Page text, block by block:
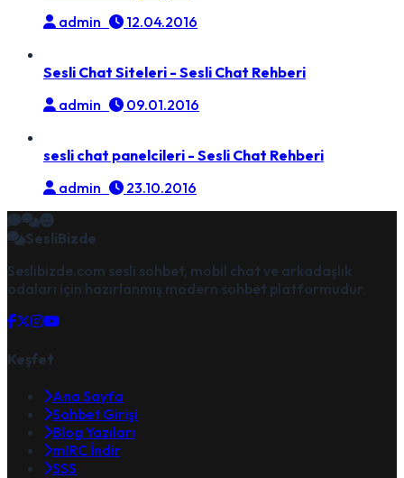
admin
12.04.2016
Sesli Chat Siteleri - Sesli Chat Rehberi
admin
09.01.2016
sesli chat panelcileri - Sesli Chat Rehberi
admin
23.10.2016
SesliBizde
Seslibizde.com sesli sohbet, mobil chat ve arkadaşlık
odaları için hazırlanmış modern sohbet platformudur.
Keşfet
Ana Sayfa
Sohbet Girişi
Blog Yazıları
mIRC İndir
SSS